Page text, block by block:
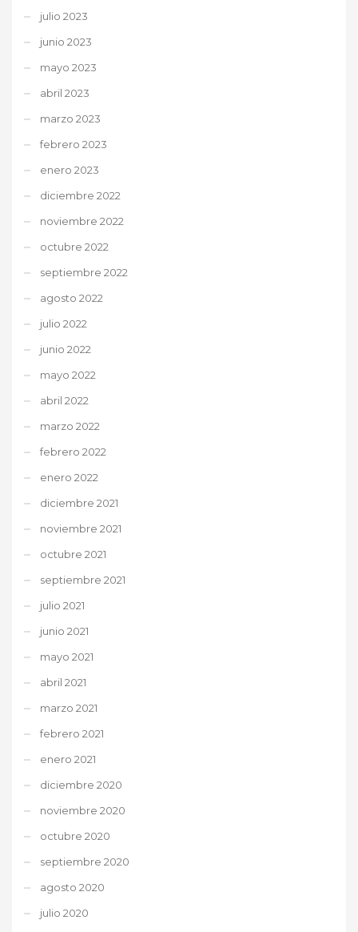
julio 2023
junio 2023
mayo 2023
abril 2023
marzo 2023
febrero 2023
enero 2023
diciembre 2022
noviembre 2022
octubre 2022
septiembre 2022
agosto 2022
julio 2022
junio 2022
mayo 2022
abril 2022
marzo 2022
febrero 2022
enero 2022
diciembre 2021
noviembre 2021
octubre 2021
septiembre 2021
julio 2021
junio 2021
mayo 2021
abril 2021
marzo 2021
febrero 2021
enero 2021
diciembre 2020
noviembre 2020
octubre 2020
septiembre 2020
agosto 2020
julio 2020